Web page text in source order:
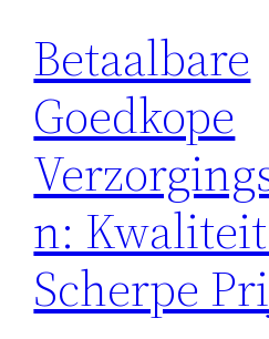
Betaalbare
Goedkope
n:
Scherpe